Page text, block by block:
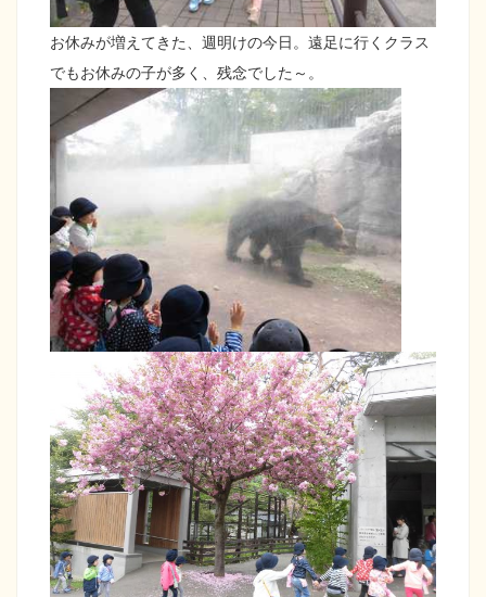
お休みが増えてきた、週明けの今日。遠足に行くクラス
でもお休みの子が多く、残念でした～。